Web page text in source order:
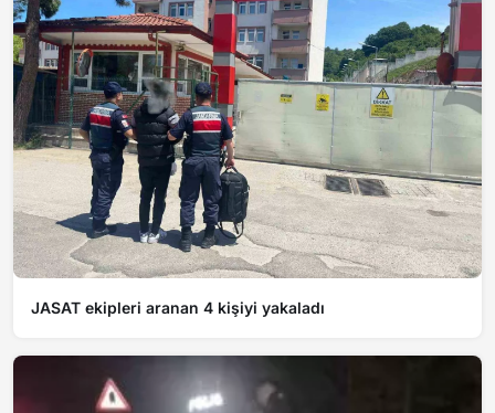
JASAT ekipleri aranan 4 kişiyi yakaladı